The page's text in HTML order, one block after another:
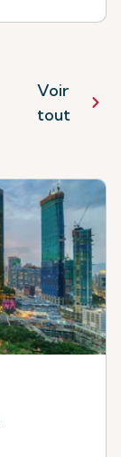
Voir
tout